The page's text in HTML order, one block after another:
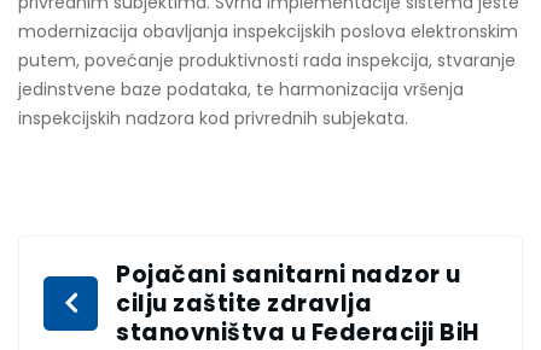
modernizacija obavljanja inspekcijskih poslova elektronskim
putem, povećanje produktivnosti rada inspekcija, stvaranje
jedinstvene baze podataka, te harmonizacija vršenja
inspekcijskih nadzora kod privrednih subjekata.
Pojačani sanitarni nadzor u
cilju zaštite zdravlja
stanovništva u Federaciji BiH